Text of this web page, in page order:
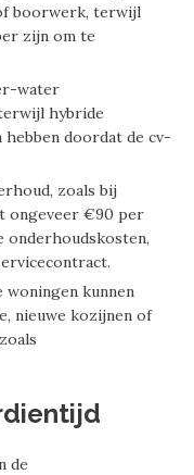
boorwerk, terwijl
zijn om te
water
hybride
doordat de cv-
zoals bij
ongeveer €90 per
onderhoudskosten,
woningen kunnen
nieuwe kozijnen of
de